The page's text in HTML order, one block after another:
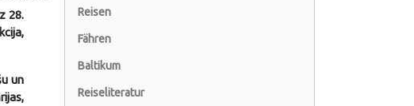
28.
un
Reisen
Fähren
Baltikum
Reiseliteratur